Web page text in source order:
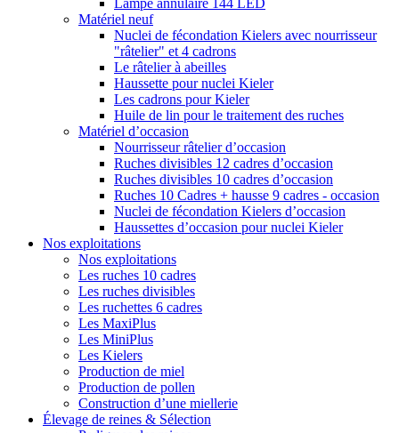
Lampe annulaire 144 LED
Matériel neuf
Nuclei de fécondation Kielers avec nourrisseur
"râtelier" et 4 cadrons
Le râtelier à abeilles
Haussette pour nuclei Kieler
Les cadrons pour Kieler
Huile de lin pour le traitement des ruches
Matériel d’occasion
Nourrisseur râtelier d’occasion
Ruches divisibles 12 cadres d’occasion
Ruches divisibles 10 cadres d’occasion
Ruches 10 Cadres + hausse 9 cadres - occasion
Nuclei de fécondation Kielers d’occasion
Haussettes d’occasion pour nuclei Kieler
Nos exploitations
Nos exploitations
Les ruches 10 cadres
Les ruches divisibles
Les ruchettes 6 cadres
Les MaxiPlus
Les MiniPlus
Les Kielers
Production de miel
Production de pollen
Construction d’une miellerie
Élevage de reines & Sélection